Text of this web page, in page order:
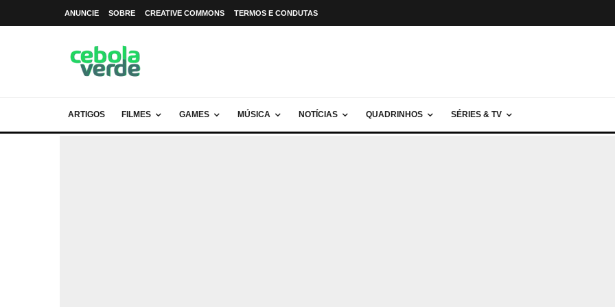
ANUNCIE SOBRE CREATIVE COMMONS TERMOS E CONDUTAS
ARTIGOS FILMES GAMES MÚSICA NOTÍCIAS QUADRINHOS SÉRIES & TV